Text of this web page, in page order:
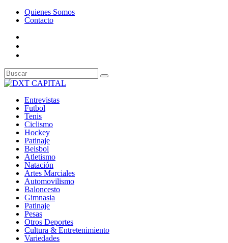
Quienes Somos
Contacto
Entrevistas
Futbol
Tenis
Ciclismo
Hockey
Patinaje
Beisbol
Atletismo
Natación
Artes Marciales
Automovilismo
Baloncesto
Gimnasia
Patinaje
Pesas
Otros Deportes
Cultura & Entretenimiento
Variedades